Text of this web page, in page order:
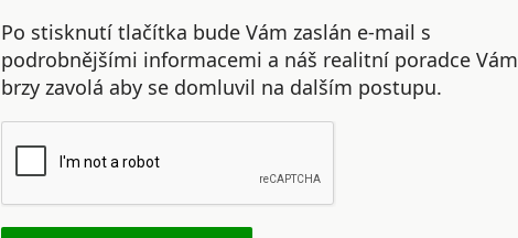
Po stisknutí tlačítka bude Vám zaslán e-mail s
podrobnějšími informacemi a náš realitní poradce Vám
brzy zavolá aby se domluvil na dalším postupu.